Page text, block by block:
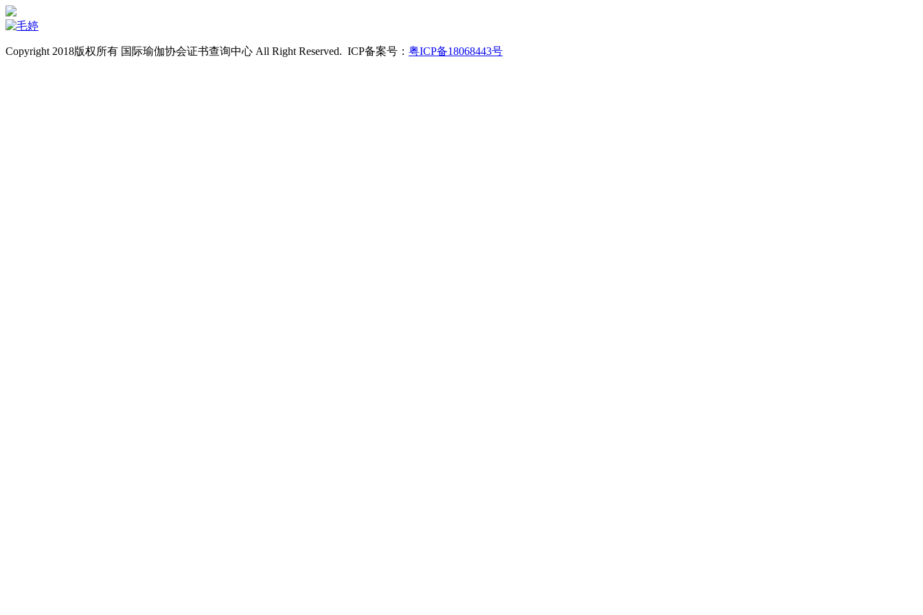
Copyright 2018版权所有 国际瑜伽协会证书查询中心 All Right Reserved. ICP备案号： 粤ICP备18068443号